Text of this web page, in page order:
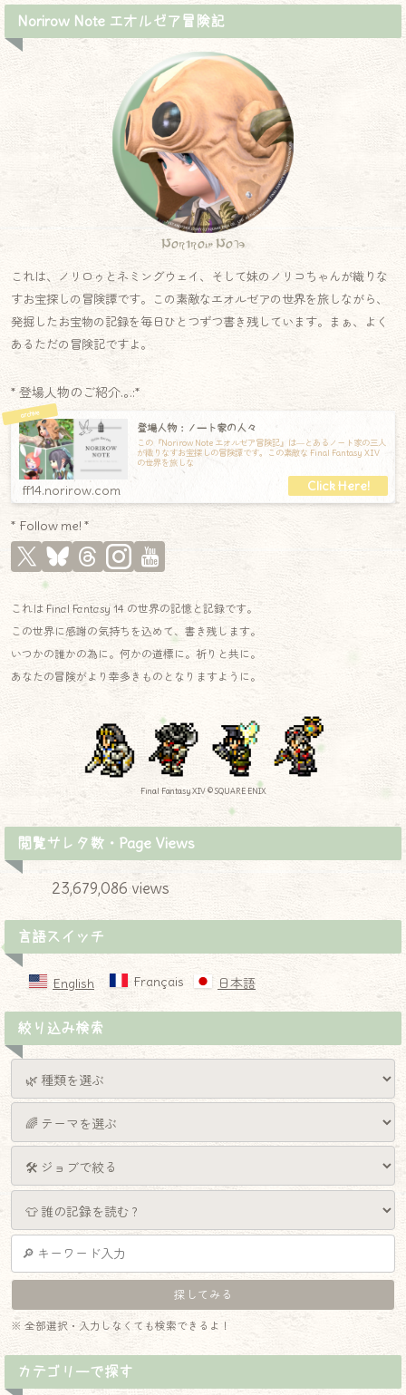
Norirow Note エオルゼア冒険記
Norirow Note
これは、ノリロゥとネミングウェイ、そして妹のノリコちゃんが織りな
すお宝探しの冒険譚です。この素敵なエオルゼアの世界を旅しながら、
発掘したお宝物の記録を毎日ひとつずつ書き残しています。まぁ、よく
あるただの冒険記ですよ。
* 登場人物のご紹介.｡.:*
登場人物：ノート家の人々
この『Norirow Note エオルゼア冒険記』は―とあるノート家の三人
が織りなすお宝探しの冒険譚です。この素敵な Final Fantasy XIV
の世界を旅しな
ff14.norirow.com
* Follow me! *
これは Final Fantasy 14 の世界の記憶と記録です。
この世界に感謝の気持ちを込めて、書き残します。
いつかの誰かの為に。何かの道標に。祈りと共に。
あなたの冒険がより幸多きものとなりますように。
Final Fantasy XIV © SQUARE ENIX
閲覧サレタ数・Page Views
23,679,086 views
言語スイッチ
English Français 日本語
絞り込み検索
※ 全部選択・入力しなくても検索できるよ！
カテゴリーで探す